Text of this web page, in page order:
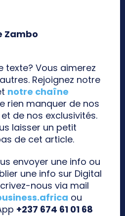
Zambo
texte? Vous aimerez
Rejoignez notre
notre chaîne
rien manquer de nos
de nos exclusivités.
laisser un petit
de cet article.
envoyer une info ou
une info sur Digital
nous via mail
ou
+237 674 61 01 68